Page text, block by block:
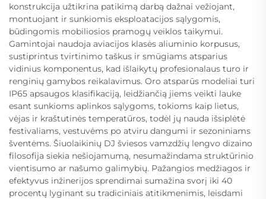
konstrukcija užtikrina patikimą darbą dažnai vežiojant,
montuojant ir sunkiomis eksploatacijos sąlygomis,
būdingomis mobiliosios pramogų veiklos taikymui.
Gamintojai naudoja aviacijos klasės aliuminio korpusus,
sustiprintus tvirtinimo taškus ir smūgiams atsparius
vidinius komponentus, kad išlaikytų profesionalaus turo ir
renginių gamybos reikalavimus. Oro atsparūs modeliai turi
IP65 apsaugos klasifikaciją, leidžiančią jiems veikti lauke
esant sunkioms aplinkos sąlygoms, tokioms kaip lietus,
vėjas ir kraštutinės temperatūros, todėl jų nauda išsiplėtė
festivaliams, vestuvėms po atviru dangumi ir sezoniniams
šventėms. Šiuolaikinių DJ šviesos vamzdžių lengvo dizaino
filosofija siekia nešiojamumą, nesumažindama struktūrinio
vientisumo ar našumo galimybių. Pažangios medžiagos ir
efektyvus inžinerijos sprendimai sumažina svorį iki 40
procentų lyginant su tradiciniais atitikmenimis, leisdami